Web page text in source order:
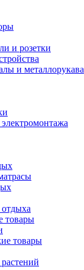
и розетки
и металлорукава
товары
товары